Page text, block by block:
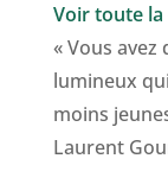
Voir toute la
« Vous
lumineux
moins
Laurent